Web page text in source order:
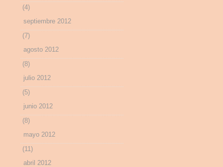
(4)
septiembre 2012
(7)
agosto 2012
(8)
julio 2012
(5)
junio 2012
(8)
mayo 2012
(11)
abril 2012